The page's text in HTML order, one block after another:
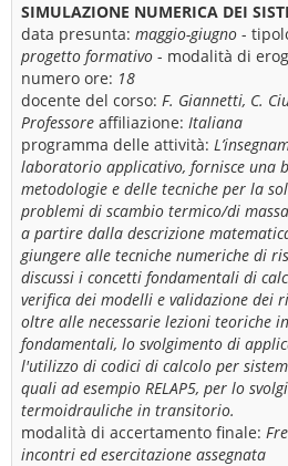
SIMULAZIONE NUMERICA DEI
data presunta: maggio-giugno -
progetto formativo - modalità di
numero ore: 18
docente del corso: F. Giannetti, C.
Professore affiliazione: Italiana
programma delle attività:
laboratorio applicativo, fornisce una
metodologie e delle tecniche per la
problemi di scambio termico/di
a partire dalla descrizione
giungere alle tecniche numeriche di
discussi i concetti fondamentali di
verifica dei modelli e validazione dei
oltre alle necessarie lezioni teoriche
fondamentali, lo svolgimento di
l'utilizzo di codici di calcolo per
quali ad esempio RELAP5, per lo
termoidrauliche in transitorio.
modalità di accertamento finale:
incontri ed esercitazione assegnata